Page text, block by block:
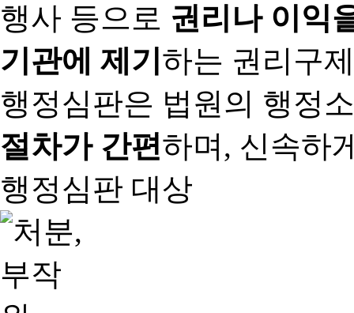
행사 등으로 권리나 이익
기관에 제기하는 권리구
행정심판은 법원의 행정
절차가 간편하며, 신속하
행정심판 대상